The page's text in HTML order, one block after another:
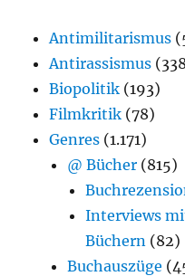
Antimilitarismus
Antirassismus
Biopolitik (193)
Filmkritik (78)
Genres (1.171)
@ Bücher (815)
Interviews
Büchern (82)
Buchauszüge